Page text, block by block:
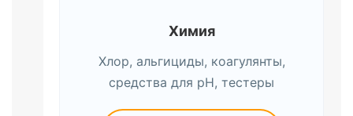
Химия
Хлор, альгициды, коагулянты,
средства для pH, тестеры